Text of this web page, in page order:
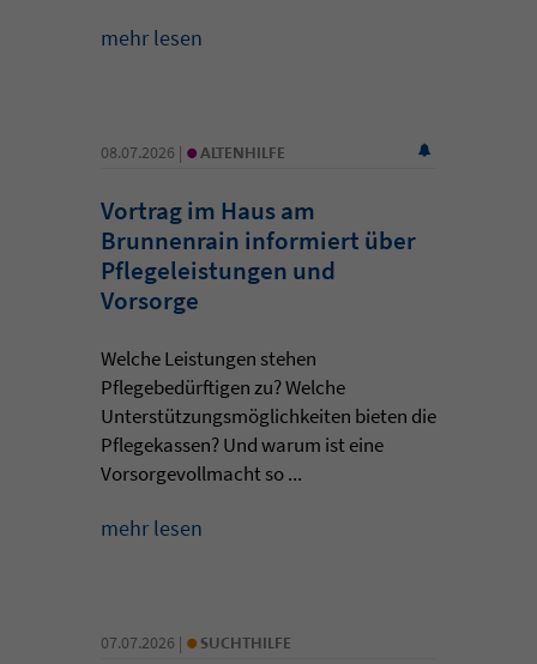
mehr lesen
08.07.2026 | • ALTENHILFE
Vortrag im Haus am
Brunnenrain informiert über
Pflegeleistungen und
Vorsorge
Welche Leistungen stehen
Pflegebedürftigen zu? Welche
Unterstützungsmöglichkeiten bieten die
Pflegekassen? Und warum ist eine
Vorsorgevollmacht so ...
mehr lesen
07.07.2026 | • SUCHTHILFE